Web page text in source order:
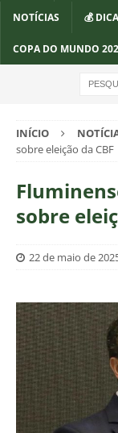
NOTÍCIAS 💰
COPA DO MUNDO
INÍCIO
sobre eleição da CBF
sobre
22 de maio de